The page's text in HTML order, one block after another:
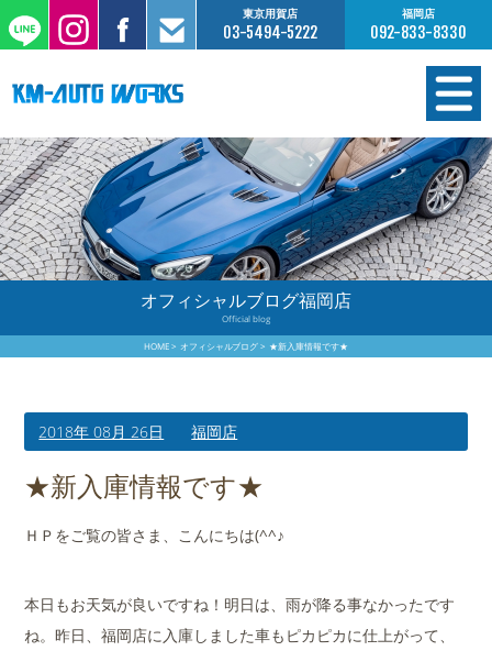
東京用賀店
03-5494-5222
福岡店
092-833-8330
在庫情報
オーダー販売
工場サービス
保証について
買取査定のご案内
店舗案内
会社概要
オフィシャルブログ福岡店
Official blog
HOME オフィシャルブログ ★新入庫情報です★
2018年 08月 26日 福岡店
★新入庫情報です★
ＨＰをご覧の皆さま、こんにちは(^^♪
本日もお天気が良いですね！明日は、雨が降る事なかったです
ね。昨日、福岡店に入庫しました車もピカピカに仕上がって、